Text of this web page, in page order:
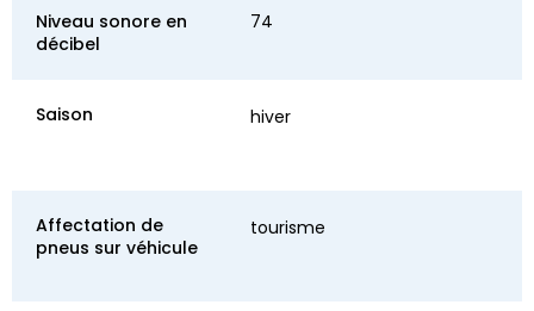
Niveau sonore en
décibel
74
Saison hiver
Affectation de
pneus sur véhicule
tourisme